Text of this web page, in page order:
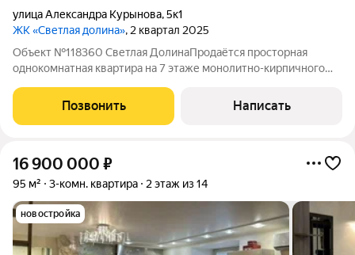
улица Александра Курынова,5к1
ЖК «Светлая долина», 2 квартал 2025
Объект №118360 Светлая ДолинаПродаётся просторная
однокомнатная квартира на 7 этаже монолитно-кирпичного
санузлом. Квартира в предчистовой отделке, что даёт
возможность оформить её по своему вкусу.
Позвонить Написать
16 900 000 ₽
95 м² 3-комн. квартира 2 этаж из 14
новостройка